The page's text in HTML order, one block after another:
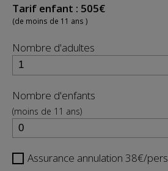
Tarif enfant : 505€
(de moins de 11 ans )
Nombre d'adultes
Nombre d'enfants
(moins de 11 ans)
Assurance annulation 38€/pers